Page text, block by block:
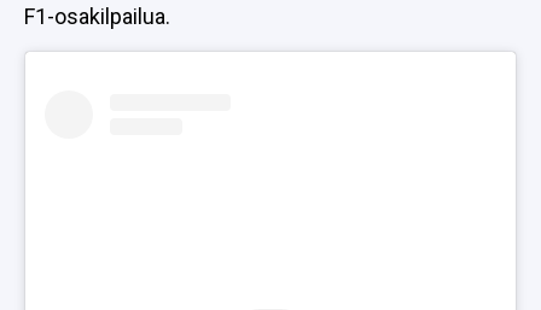
F1-osakilpailua.